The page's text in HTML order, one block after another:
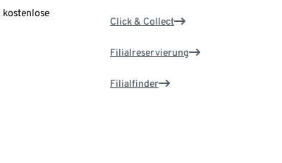
kostenlose
Click & Collect
Filialreservierung
Filialfinder